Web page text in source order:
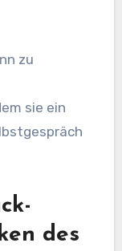
zu
sie ein
des